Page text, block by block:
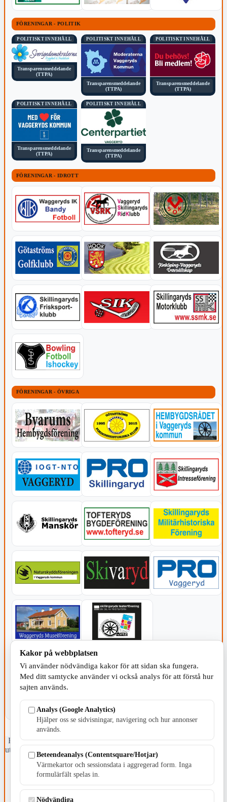
FÖRENINGAR - POLITIK
POLITISKT INNEHÅLL
Transparensmeddelande
(TTPA)
POLITISKT INNEHÅLL
Transparensmeddelande
(TTPA)
POLITISKT INNEHÅLL
Transparensmeddelande
(TTPA)
POLITISKT INNEHÅLL
Transparensmeddelande
(TTPA)
POLITISKT INNEHÅLL
Transparensmeddelande
(TTPA)
FÖRENINGAR - IDROTT
FÖRENINGAR - ÖVRIGA
KOMMUNEN
Fristående webbtidningsföretag grundat 1991 som sedan 2002 ger
ut tidningen Skillingaryd.nu och 2010 lanserades Värnamo.nu. Från
april 2026 omfattar Skillingaryd.nu tre kommuner: Gnosjö,
Värnamo och Vaggeryds kommun.
Kontakta oss
Kakor på webbplatsen
Vi använder nödvändiga kakor för att sidan ska fungera.
Med ditt samtycke använder vi också analys för att förstå hur
sajten används.
Analys (Google Analytics)
Hjälper oss se sidvisningar, navigering och hur annonser
används.
Beteendeanalys (Contentsquare/Hotjar)
Värmekartor och sessionsdata i aggregerad form. Inga
formulärfält spelas in.
Nödvändiga